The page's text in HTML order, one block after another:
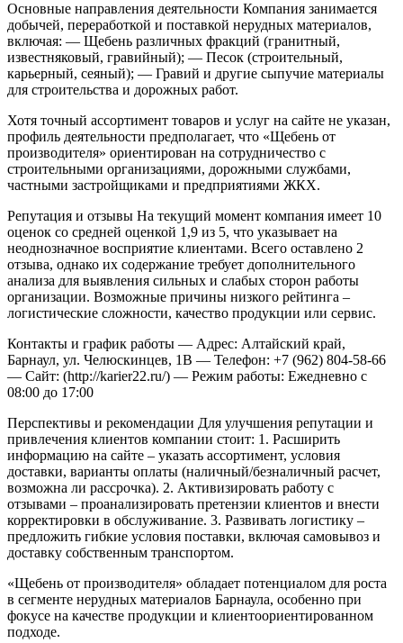
Основные направления деятельности Компания занимается
добычей, переработкой и поставкой нерудных материалов,
включая: — Щебень различных фракций (гранитный,
известняковый, гравийный); — Песок (строительный,
карьерный, сеяный); — Гравий и другие сыпучие материалы
для строительства и дорожных работ.
Хотя точный ассортимент товаров и услуг на сайте не указан,
профиль деятельности предполагает, что «Щебень от
производителя» ориентирован на сотрудничество с
строительными организациями, дорожными службами,
частными застройщиками и предприятиями ЖКХ.
Репутация и отзывы На текущий момент компания имеет 10
оценок со средней оценкой 1,9 из 5, что указывает на
неоднозначное восприятие клиентами. Всего оставлено 2
отзыва, однако их содержание требует дополнительного
анализа для выявления сильных и слабых сторон работы
организации. Возможные причины низкого рейтинга –
логистические сложности, качество продукции или сервис.
Контакты и график работы — Адрес: Алтайский край,
Барнаул, ул. Челюскинцев, 1В — Телефон: +7 (962) 804-58-66
— Сайт: (http://karier22.ru/) — Режим работы: Ежедневно с
08:00 до 17:00
Перспективы и рекомендации Для улучшения репутации и
привлечения клиентов компании стоит: 1. Расширить
информацию на сайте – указать ассортимент, условия
доставки, варианты оплаты (наличный/безналичный расчет,
возможна ли рассрочка). 2. Активизировать работу с
отзывами – проанализировать претензии клиентов и внести
корректировки в обслуживание. 3. Развивать логистику –
предложить гибкие условия поставки, включая самовывоз и
доставку собственным транспортом.
«Щебень от производителя» обладает потенциалом для роста
в сегменте нерудных материалов Барнаула, особенно при
фокусе на качестве продукции и клиентоориентированном
подходе.